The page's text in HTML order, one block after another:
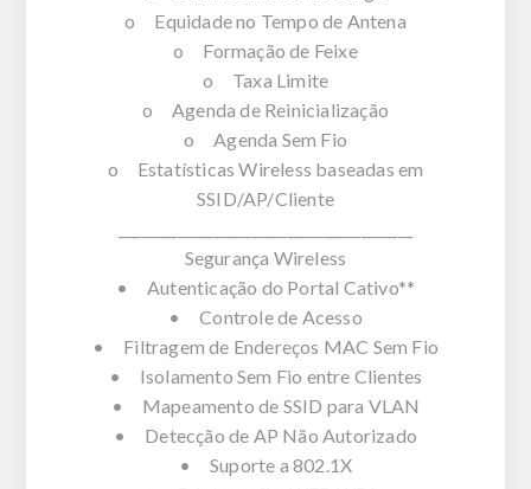
o Equidade no Tempo de Antena
o Formação de Feixe
o Taxa Limite
o Agenda de Reinicialização
o Agenda Sem Fio
o Estatísticas Wireless baseadas em
SSID/AP/Cliente
Segurança Wireless
• Autenticação do Portal Cativo**
• Controle de Acesso
• Filtragem de Endereços MAC Sem Fio
• Isolamento Sem Fio entre Clientes
• Mapeamento de SSID para VLAN
• Detecção de AP Não Autorizado
• Suporte a 802.1X